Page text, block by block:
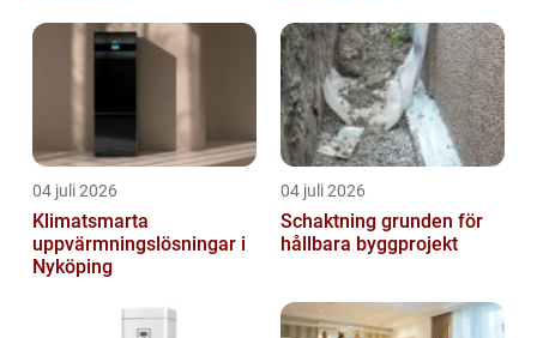
04 juli 2026
Klimatsmarta
uppvärmningslösningar i
Nyköping
04 juli 2026
Schaktning grunden för
hållbara byggprojekt